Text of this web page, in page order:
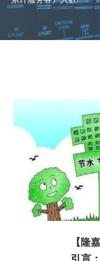
【隆